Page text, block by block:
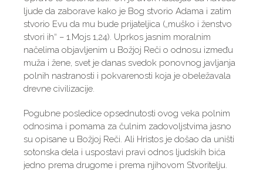
ljude da zaborave kako je Bog stvorio Adama i zatim
stvorio Evu da mu bude prijateljica („muško i ženstvo
stvori ih“ – 1.Mojs 1,24). Uprkos jasnim moralnim
načelima objavljenim u Božjoj Reči o odnosu između
muža i žene, svet je danas svedok ponovnog javljanja
polnih nastranosti i pokvarenosti koja je obeležavala
drevne civilizacije.
Pogubne posledice opsednutosti ovog veka polnim
odnosima i pomama za čulnim zadovoljstvima jasno
su opisane u Božjoj Reči. Ali Hristos je došao da uništi
sotonska dela i uspostavi pravi odnos ljudskih bića
jedno prema drugome i prema njihovom Stvoritelju.